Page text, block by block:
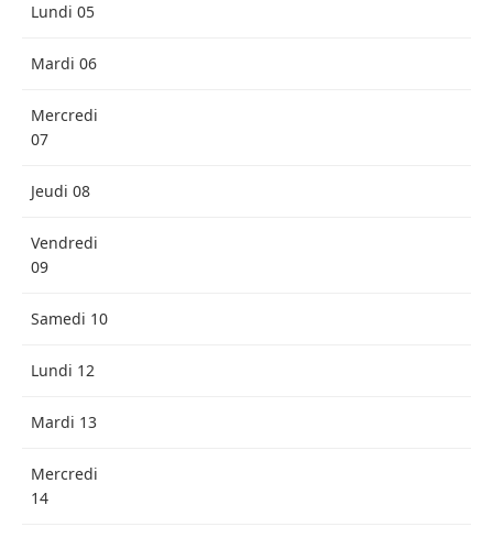
Lundi 05
Mardi 06
Mercredi
07
Jeudi 08
Vendredi
09
Samedi 10
Lundi 12
Mardi 13
Mercredi
14